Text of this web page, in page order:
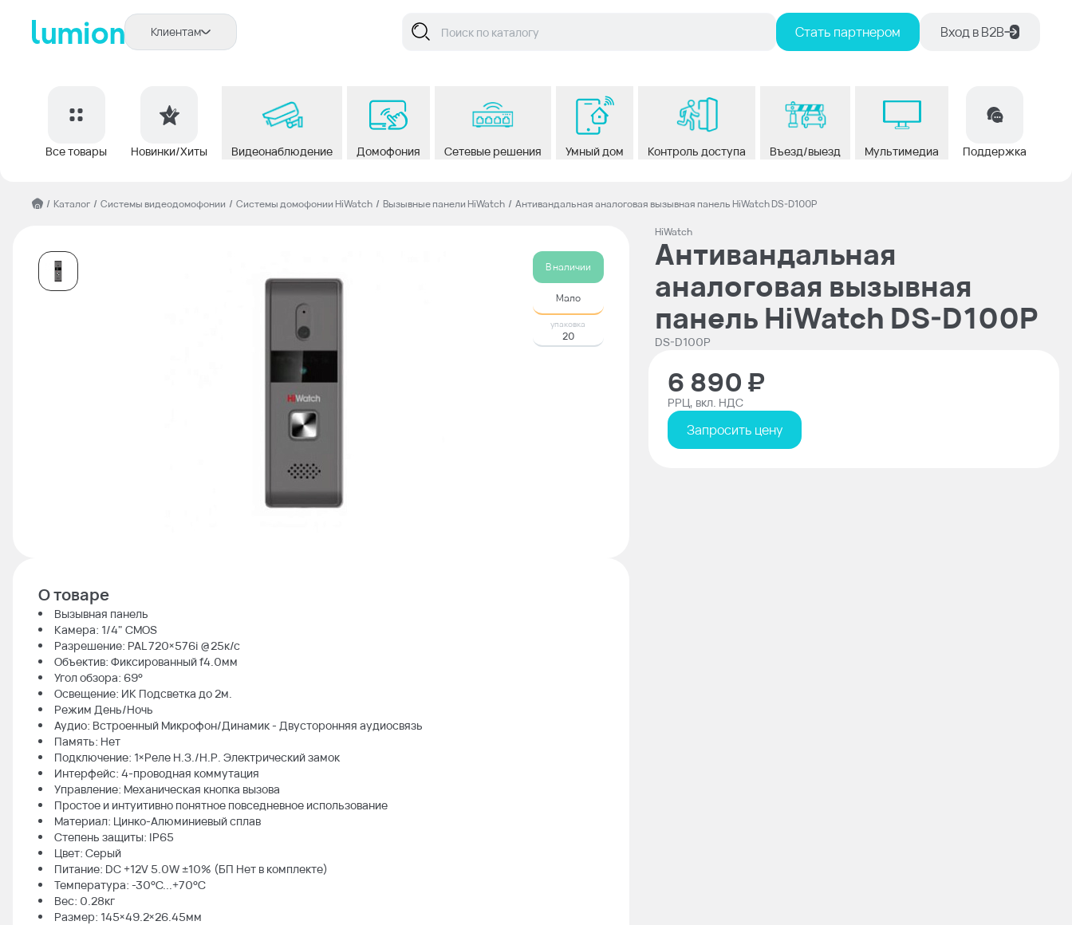
Клиентам Стать партнером Вход в В2В
Все товары Новинки/Хиты Видеонаблюдение Домофония Сетевые решения Умный дом Контроль доступа Въезд/выезд Мультимедиа Поддержка
/ Каталог / Системы видеодомофонии / Системы домофонии HiWatch / Вызывные панели HiWatch / Антивандальная аналоговая вызывная панель HiWatch DS-D100P
В наличии
Мало
упаковка
20
О товаре
Вызывная панель
Камера: 1/4" CMOS
Разрешение: PAL 720×576i @25к/с
Объектив: Фиксированный f4.0мм
Угол обзора: 69°
Освещение: ИК Подсветка до 2м.
Режим День/Ночь
Аудио: Встроенный Микрофон/Динамик - Двусторонняя аудиосвязь
Память: Нет
Подключение: 1×Реле Н.З./Н.Р. Электрический замок
Интерфейс: 4-проводная коммутация
Управление: Механическая кнопка вызова
Простое и интуитивно понятное повседневное использование
Материал: Цинко-Алюминиевый сплав
Степень защиты: IP65
Цвет: Серый
Питание: DC +12V 5.0W ±10% (БП Нет в комплекте)
Температура: -30°C...+70°C
Вес: 0.28кг
Размер: 145×49.2×26.45мм
HiWatch
Антивандальная
аналоговая вызывная
панель HiWatch DS-D100P
DS-D100P
6 890 ₽
РРЦ, вкл. НДС
Запросить цену